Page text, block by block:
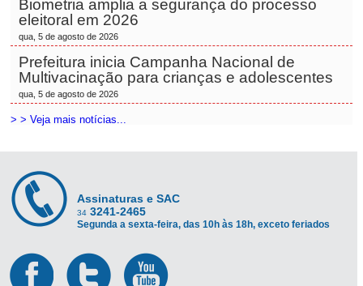
Biometria amplia a segurança do processo
eleitoral em 2026
qua, 5 de agosto de 2026
Prefeitura inicia Campanha Nacional de
Multivacinação para crianças e adolescentes
qua, 5 de agosto de 2026
> > Veja mais notícias...
Assinaturas e SAC
34 3241-2465
Segunda a sexta-feira, das 10h às 18h, exceto feriados